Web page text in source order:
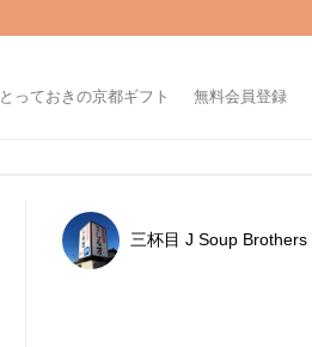
とっておきの京都ギフト 無料会員登録
三杯目 J Soup Brothers